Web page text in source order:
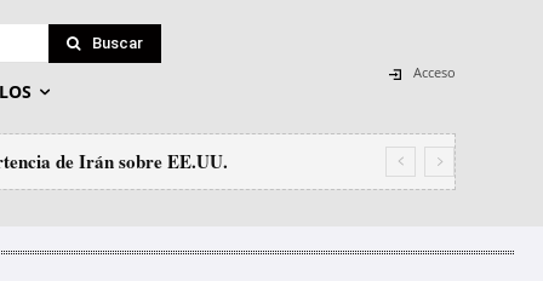
Buscar
Acceso
de Irán sobre EE.UU.
el tráfico de personas